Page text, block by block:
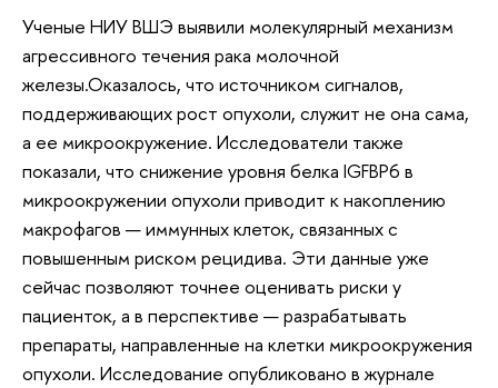
Ученые НИУ ВШЭ выявили молекулярный механизм
агрессивного течения рака молочной
железы.Оказалось, что источником сигналов,
поддерживающих рост опухоли, служит не она сама,
а ее микроокружение. Исследователи также
показали, что снижение уровня белка IGFBP6 в
микроокружении опухоли приводит к накоплению
макрофагов — иммунных клеток, связанных с
повышенным риском рецидива. Эти данные уже
сейчас позволяют точнее оценивать риски у
пациенток, а в перспективе — разрабатывать
препараты, направленные на клетки микроокружения
опухоли. Исследование опубликовано в журнале